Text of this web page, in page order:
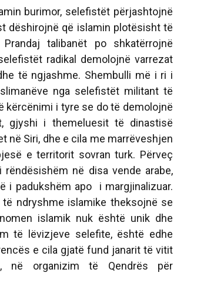
burimor, selefistët përjashtojnë
dëshirojnë që islamin plotësisht të
talibanët po shkatërrojnë
radikal demolojnë varrezat
të ngjashme. Shembulli më i ri i
nga selefistët militant të
kërcënimi i tyre se do të demolojnë
gjyshi i themeluesit të dinastisë
në Siri, dhe e cila me marrëveshjen
e territorit sovran turk. Përveç
në disa vende arabe,
i padukshëm apo i margjinalizuar.
ndryshme islamike theksojnë se
islamik nuk është unik dhe
të lëvizjeve selefite, është edhe
e cila gjatë fund janarit të vitit
në organizim të Qendrës për